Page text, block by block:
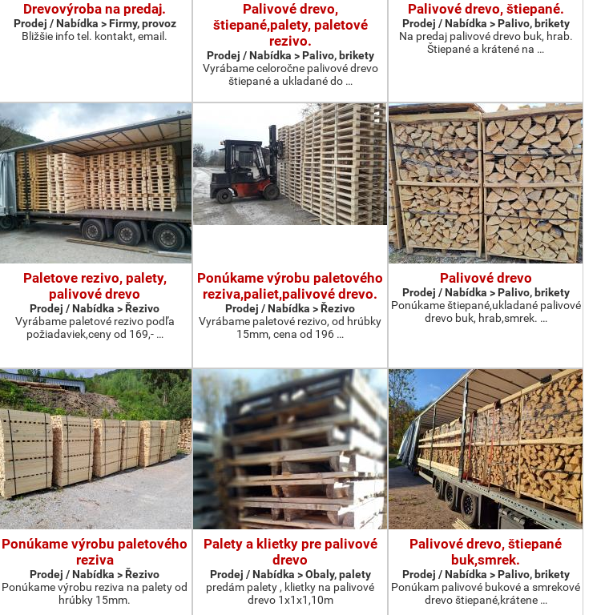
Drevovýroba na predaj.
Prodej / Nabídka > Firmy, provoz
Bližšie info tel. kontakt, email.
Palivové drevo,
štiepané,palety, paletové
rezivo.
Prodej / Nabídka > Palivo, brikety
Vyrábame celoročne palivové drevo
štiepané a ukladané do …
Palivové drevo, štiepané.
Prodej / Nabídka > Palivo, brikety
Na predaj palivové drevo buk, hrab.
Štiepané a krátené na …
Paletove rezivo, palety,
palivové drevo
Prodej / Nabídka > Řezivo
Vyrábame paletové rezivo podľa
požiadaviek,ceny od 169,- …
Ponúkame výrobu paletového
reziva,paliet,palivové drevo.
Prodej / Nabídka > Řezivo
Vyrábame paletové rezivo, od hrúbky
15mm, cena od 196 …
Palivové drevo
Prodej / Nabídka > Palivo, brikety
Ponúkame štiepané,ukladané palivové
drevo buk, hrab,smrek. …
Ponúkame výrobu paletového
reziva
Prodej / Nabídka > Řezivo
Ponúkame výrobu reziva na palety od
hrúbky 15mm.
Palety a klietky pre palivové
drevo
Prodej / Nabídka > Obaly, palety
predám palety , klietky na palivové
drevo 1x1x1,10m
Palivové drevo, štiepané
buk,smrek.
Prodej / Nabídka > Palivo, brikety
Ponúkam palivové bukové a smrekové
drevo štiepané,krátene …